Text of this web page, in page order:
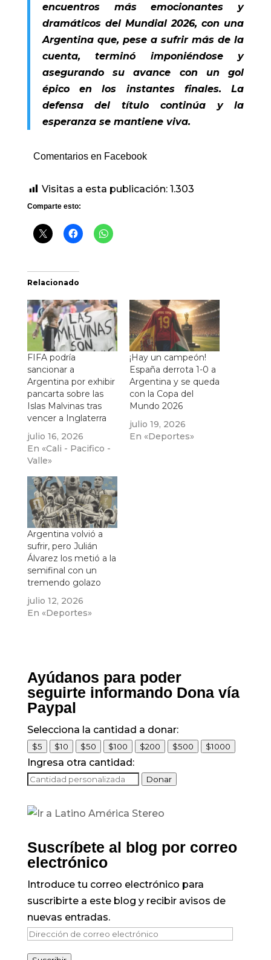
encuentros más emocionantes y
dramáticos del Mundial 2026, con una
Argentina que, pese a sufrir más de la
cuenta, terminó imponiéndose y
asegurando su avance con un gol
épico en los instantes finales. La
defensa del título continúa y la
esperanza se mantiene viva.
Comentarios en Facebook
Visitas a esta publicación: 1.303
Comparte esto:
Relacionado
FIFA podría
sancionar a
Argentina por exhibir
pancarta sobre las
Islas Malvinas tras
vencer a Inglaterra
julio 16, 2026
En «Cali - Pacifico -
Valle»
¡Hay un campeón!
España derrota 1-0 a
Argentina y se queda
con la Copa del
Mundo 2026
julio 19, 2026
En «Deportes»
Argentina volvió a
sufrir, pero Julián
Álvarez los metió a la
semifinal con un
tremendo golazo
julio 12, 2026
En «Deportes»
Ayúdanos para poder
seguirte informando Dona vía
Paypal
Selecciona la cantidad a donar:
$5 $10 $50 $100 $200 $500 $1000
Ingresa otra cantidad:
Donar
Suscríbete al blog por correo
electrónico
Introduce tu correo electrónico para
suscribirte a este blog y recibir avisos de
nuevas entradas.
Dirección